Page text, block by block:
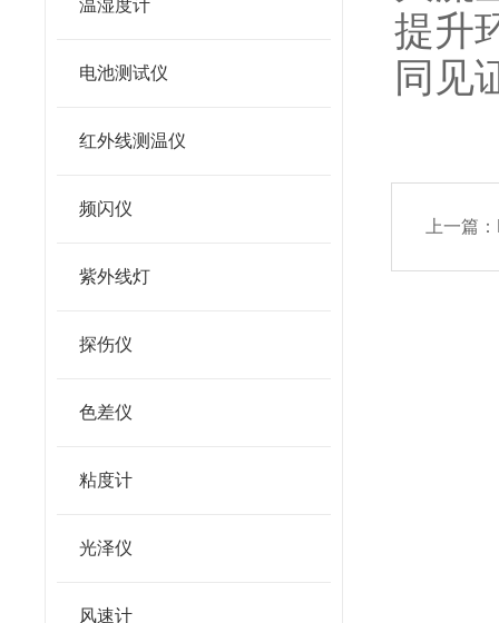
温湿度计
电池测试仪
红外线测温仪
频闪仪
紫外线灯
探伤仪
色差仪
粘度计
光泽仪
风速计
提升
同见
上一篇：